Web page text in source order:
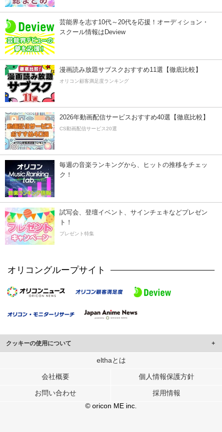
芸能界を志す10代～20代を応援！オーディション・
スクール情報はDeview
漫画読み放題サブスクおすすめ11選【徹底比較】
オリコン顧客満足度ランキング
2026年動画配信サービスおすすめ40選【徹底比較】
CS動画配信サービス20選
毎週の音楽ランキングから、ヒットの推移をチェッ
ク！
試写会、登壇イベント、サインチェキなどプレゼン
ト！
プレゼント特集
オリコングループサイト
クッキーの使用について
このサイトでは Cookie を使用して、ユーザーに合わせたコンテンツや広告の
行っています。
メディアや広告配信、データ解析の各パートナーに提供しています。
各パートナーは、この情報とユーザーが各パートナーに提供した他の情報や、
ユーザーが各パートナーのサービスを使用したときに収集した他の情報を組み
elthaとは
会社概要 個人情報保護方針
お問い合わせ
採用情報
© oricon ME inc.